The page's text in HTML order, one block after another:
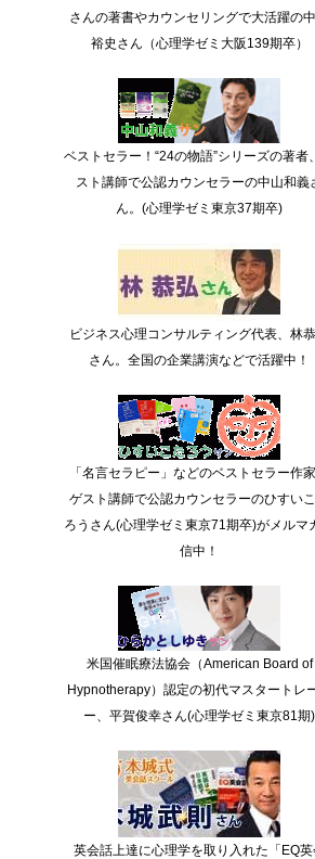
さんの著書やカウンセリングで大活躍の
裕史さん（心理学ゼミ大阪139期卒）
ベストセラー！“24の物語”シリーズの著者
スト講師で公認カウンセラーの中山和義
ん。(心理学ゼミ東京37期卒)
ビジネス心理コンサルティング代表、林
さん。全国の企業講演などで活躍中！
「名言セラピー」などのベストセラー作家
ゲスト講師で公認カウンセラーのひすい
ろうさん(心理学ゼミ東京71期卒)がメルマ
信中！
米国催眠療法協会（American Board of
Hypnotherapy）認定の初代マスタートレ
ー、平賀俊幸さん(心理学ゼミ東京81期)
英会話上達に心理学を取り入れた「EQ英